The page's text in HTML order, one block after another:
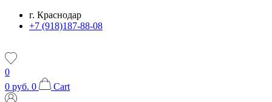
Перейтиг. Краснодар
+7 (918)187-88-08
0
0 руб. 0 Cart